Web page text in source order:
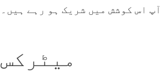
اس کوشش میں شریک ہو رہے ہیں۔
میٹرکس